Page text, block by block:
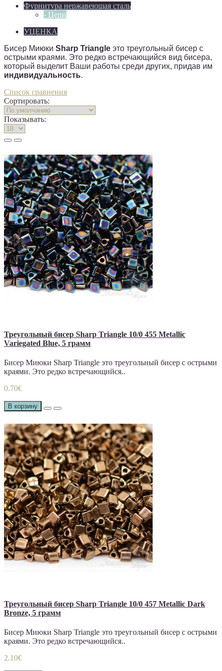
Фурнитура нержавеющая сталь
- Цепи
УЦЕНКА
Бисер Миюки Sharp Triangle это треугольный бисер с
острыми краями. Это редко встречающийся вид бисера,
который выделит Ваши работы среди других, придав им
индивидуальность.
Список сравнения
Сортировать:
Показывать:
Треугольный бисер Sharp Triangle 10/0 455 Metallic
Variegated Blue, 5 грамм
Бисер Миюки Sharp Triangle это треугольный бисер с острыми
краями. Это редко встречающийся..
0.70€
В корзину
Треугольный бисер Sharp Triangle 10/0 457 Metallic Dark
Bronze, 5 грамм
Бисер Миюки Sharp Triangle это треугольный бисер с острыми
краями. Это редко встречающийся..
2.10€